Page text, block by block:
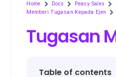
Home Docs Peasy Sales
Memberi Tugasan Kepada Ejen
Tugasan
Table of contents